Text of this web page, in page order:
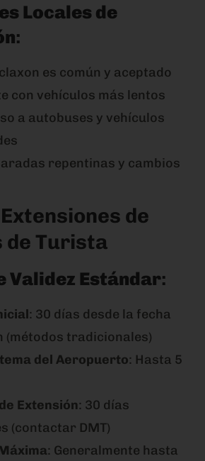
Locales de
:
es común y aceptado
con vehículos más lentos
a autobuses y vehículos
repentinas y cambios
de
de Turista
Validez Estándar:
: 30 días desde la fecha
(métodos tradicionales)
del Aeropuerto: Hasta 5
Extensión: 30 días
(contactar DMT)
: Generalmente hasta